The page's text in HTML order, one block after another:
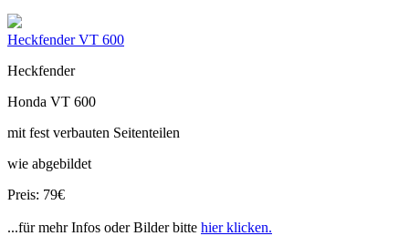
Heckfender VT 600
Heckfender
Honda VT 600
mit fest verbauten Seitenteilen
wie abgebildet
Preis: 79€
...für mehr Infos oder Bilder bitte hier klicken.